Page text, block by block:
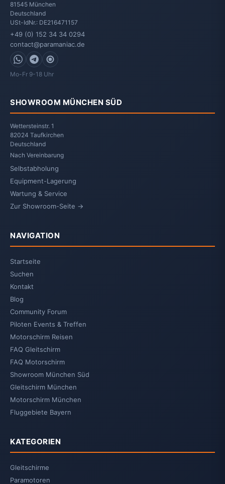
81545 München
Deutschland
USt-IdNr.: DE216471157
+49 (0) 152 34 34 0294
contact@paramaniac.de
WhatsApp
Telegram
Signal
Mo-Fr 9-18 Uhr
SHOWROOM MÜNCHEN SÜD
Wettersteinstr. 1
82024 Taufkirchen
Deutschland
Nach Vereinbarung
Selbstabholung
Equipment-Lagerung
Wartung & Service
Zur Showroom-Seite →
NAVIGATION
Startseite
Suchen
Kontakt
Blog
Community Forum
Piloten Events & Treffen
Motorschirm Reisen
FAQ Gleitschirm
FAQ Motorschirm
Showroom München Süd
Gleitschirm München
Motorschirm München
Fluggebiete Bayern
KATEGORIEN
Gleitschirme
Paramotoren